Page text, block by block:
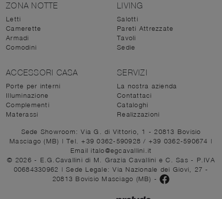
ZONA NOTTE
Letti
Camerette
Armadi
Comodini
LIVING
Salotti
Pareti Attrezzate
Tavoli
Sedie
ACCESSORI CASA
Porte per interni
Illuminazione
Complementi
Materassi
SERVIZI
La nostra azienda
Contattaci
Cataloghi
Realizzazioni
Sede Showroom: Via G. di Vittorio, 1 - 20813 Bovisio
Masciago (MB) | Tel. +39 0362-590928/ +39 0362-590674 |
Email italo@egcavallini.it
© 2026 - E.G.Cavallini di M. Grazia Cavallini e C. Sas - P.IVA
00684330962 | Sede Legale: Via Nazionale dei Giovi, 27 -
20813 Bovisio Masciago (MB) -